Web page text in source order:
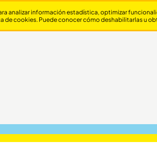
analizar información estadística, optimizar
cookies. Puede conocer cómo deshabilitarlas u